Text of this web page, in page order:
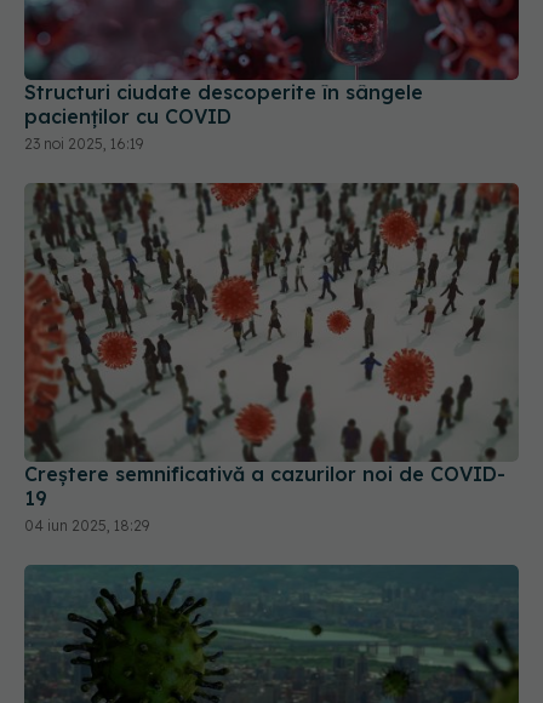
Structuri ciudate descoperite în sângele
pacienților cu COVID
23 noi 2025, 16:19
Creștere semnificativă a cazurilor noi de COVID-
19
04 iun 2025, 18:29